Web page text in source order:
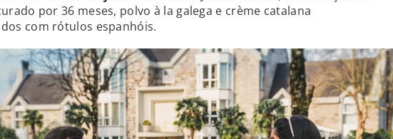
por 36 meses, polvo à la galega e crème catalana
com rótulos espanhóis.